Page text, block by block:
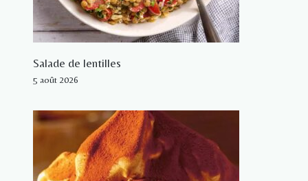
Salade de lentilles
5 août 2026